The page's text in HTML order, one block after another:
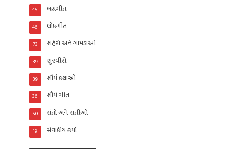
લગ્નગીત
45
લોકગીત
46
શહેરો અને ગામડાઓ
73
શુરવીરો
39
શૌર્ય કથાઓ
39
શૌર્ય ગીત
36
સંતો અને સતીઓ
50
સેવાકીય કર્યો
19